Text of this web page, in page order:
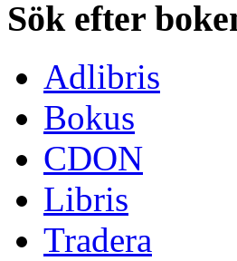
Sök efter
Adlibris
Bokus
CDON
Libris
Tradera